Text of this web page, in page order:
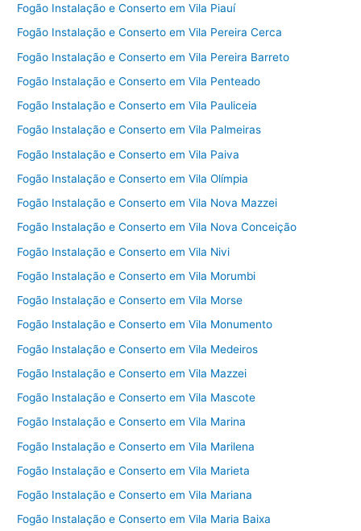
Fogão Instalação e Conserto em Vila Piauí
Fogão Instalação e Conserto em Vila Pereira Cerca
Fogão Instalação e Conserto em Vila Pereira Barreto
Fogão Instalação e Conserto em Vila Penteado
Fogão Instalação e Conserto em Vila Pauliceia
Fogão Instalação e Conserto em Vila Palmeiras
Fogão Instalação e Conserto em Vila Paiva
Fogão Instalação e Conserto em Vila Olímpia
Fogão Instalação e Conserto em Vila Nova Mazzei
Fogão Instalação e Conserto em Vila Nova Conceição
Fogão Instalação e Conserto em Vila Nivi
Fogão Instalação e Conserto em Vila Morumbi
Fogão Instalação e Conserto em Vila Morse
Fogão Instalação e Conserto em Vila Monumento
Fogão Instalação e Conserto em Vila Medeiros
Fogão Instalação e Conserto em Vila Mazzei
Fogão Instalação e Conserto em Vila Mascote
Fogão Instalação e Conserto em Vila Marina
Fogão Instalação e Conserto em Vila Marilena
Fogão Instalação e Conserto em Vila Marieta
Fogão Instalação e Conserto em Vila Mariana
Fogão Instalação e Conserto em Vila Maria Baixa